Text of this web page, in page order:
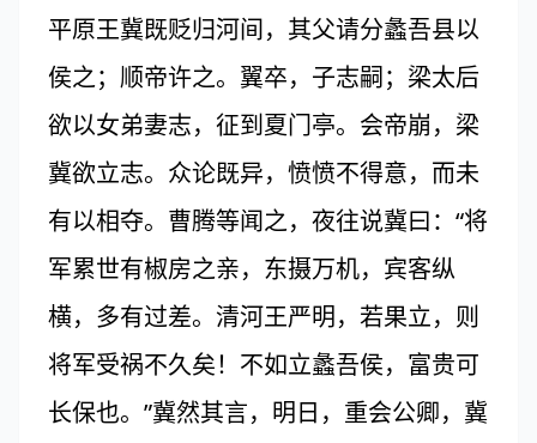
平原王冀既贬归河间，其父请分蠡吾县以
侯之；顺帝许之。翼卒，子志嗣；梁太后
欲以女弟妻志，征到夏门亭。会帝崩，梁
冀欲立志。众论既异，愤愤不得意，而未
有以相夺。曹腾等闻之，夜往说冀曰：“将
军累世有椒房之亲，东摄万机，宾客纵
横，多有过差。清河王严明，若果立，则
将军受祸不久矣！不如立蠡吾侯，富贵可
长保也。”冀然其言，明日，重会公卿，冀